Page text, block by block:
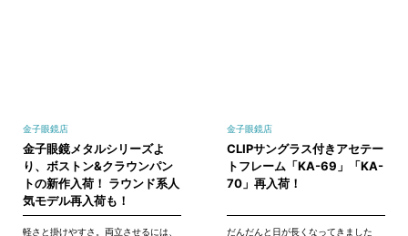
金子眼鏡店
金子眼鏡メタルシリーズよ
り、ボストン&クラウンパン
トの新作入荷！ ラウンド系人
気モデル再入荷も！
軽さと掛けやすさ。両立させるには、
金子眼鏡店
CLIPサングラス付きアセテー
トフレーム「KA-69」「KA-
70」再入荷！
だんだんと日が長くなってきました